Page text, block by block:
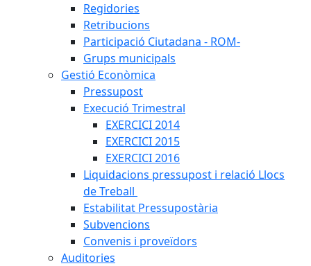
Regidories
Retribucions
Participació Ciutadana - ROM-
Grups municipals
Gestió Econòmica
Pressupost
Execució Trimestral
EXERCICI 2014
EXERCICI 2015
EXERCICI 2016
Liquidacions pressupost i relació Llocs
de Treball
Estabilitat Pressupostària
Subvencions
Convenis i proveïdors
Auditories